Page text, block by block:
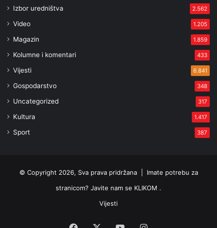
Izbor uredništva 2.562
Video 1.205
Magazin 1.859
Kolumne i komentari 433
Vijesti 6.841
Gospodarstvo 348
Uncategorized 317
Kultura 1.417
Sport 387
© Copyright 2026, Sva prava pridržana | Imate potrebu za
stranicom? Javite nam se KLIKOM .
Vijesti